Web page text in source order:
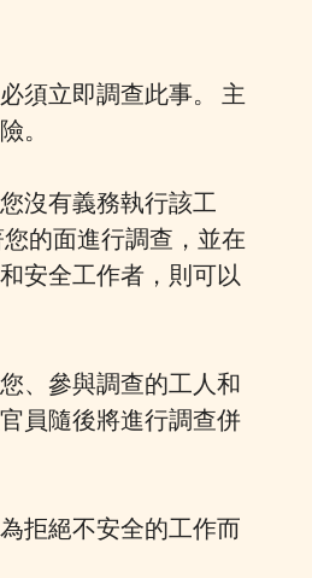
須立即調查此事。 主
。
沒有義務執行該工
的面進行調查，並在
安全工作者，則可以
、參與調查的工人和
員隨後將進行調查併
拒絕不安全的工作而